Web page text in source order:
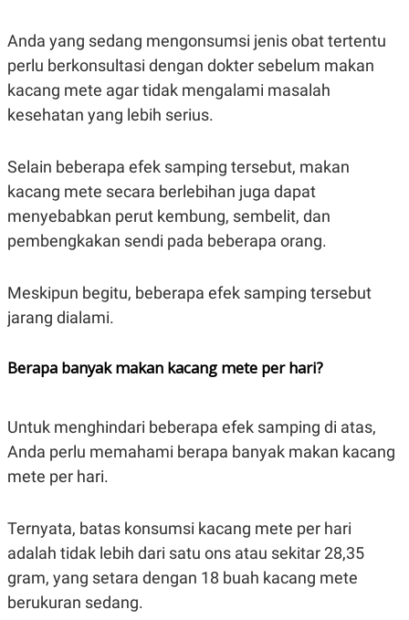
Anda yang sedang mengonsumsi jenis obat tertentu
perlu berkonsultasi dengan dokter sebelum makan
kacang mete agar tidak mengalami masalah
kesehatan yang lebih serius.
Selain beberapa efek samping tersebut, makan
kacang mete secara berlebihan juga dapat
menyebabkan perut kembung, sembelit, dan
pembengkakan sendi pada beberapa orang.
Meskipun begitu, beberapa efek samping tersebut
jarang dialami.
Berapa banyak makan kacang mete per hari?
Untuk menghindari beberapa efek samping di atas,
Anda perlu memahami berapa banyak makan kacang
mete per hari.
Ternyata, batas konsumsi kacang mete per hari
adalah tidak lebih dari satu ons atau sekitar 28,35
gram, yang setara dengan 18 buah kacang mete
berukuran sedang.